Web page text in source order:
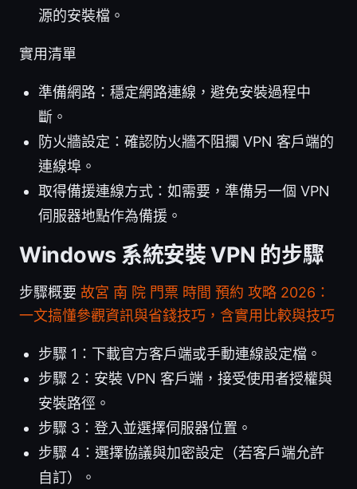
源的安裝檔。
實用清單
準備網路：穩定網路連線，避免安裝過程中
斷。
防火牆設定：確認防火牆不阻攔 VPN 客戶端的
連線埠。
取得備援連線方式：如需要，準備另一個 VPN
伺服器地點作為備援。
Windows 系統安裝 VPN 的步驟
步驟概要 故宮 南 院 門票 時間 預約 攻略 2026：
一文搞懂參觀資訊與省錢技巧，含實用比較與技巧
步驟 1：下載官方客戶端或手動連線設定檔。
步驟 2：安裝 VPN 客戶端，接受使用者授權與
安裝路徑。
步驟 3：登入並選擇伺服器位置。
步驟 4：選擇協議與加密設定（若客戶端允許
自訂）。